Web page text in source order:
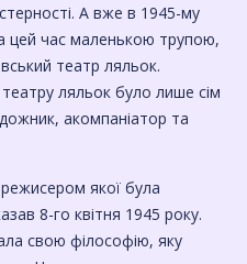
А вже в 1945-му
цей час маленькою трупою,
театр ляльок.
ляльок було лише сім
акомпаніатор та
якої була
8-го квітня 1945 року.
свою філософію, яку